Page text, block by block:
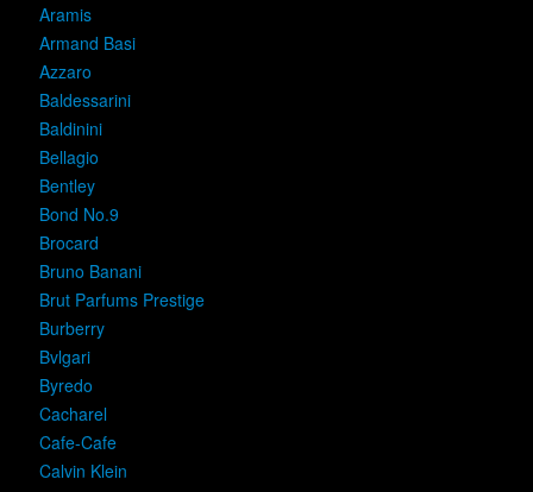
Aramis
Armand Basi
Azzaro
Baldessarini
Baldinini
Bellagio
Bentley
Bond No.9
Brocard
Bruno Banani
Brut Parfums Prestige
Burberry
Bvlgari
Byredo
Cacharel
Cafe-Cafe
Calvin Klein